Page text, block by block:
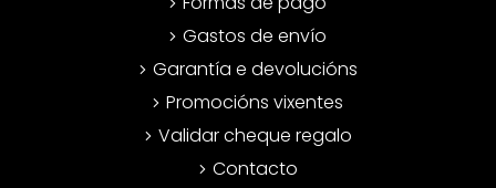
Gastos de envío
Garantía e devolucións
Promocións vixentes
Validar cheque regalo
Contacto